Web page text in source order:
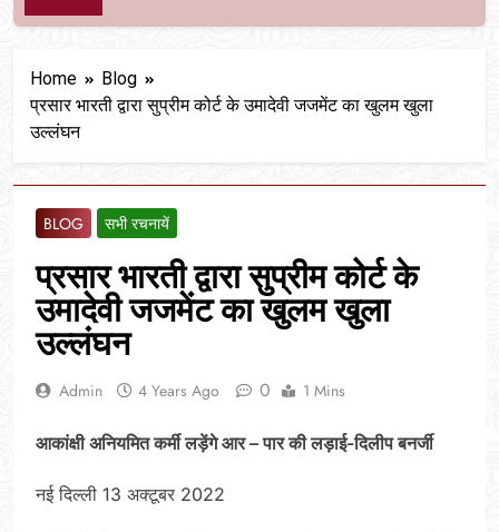
Home
Blog
प्रसार भारती द्वारा सुप्रीम कोर्ट के उमादेवी जजमेंट का खुलम खुला
उल्लंघन
BLOG सभी रचनायें
प्रसार भारती द्वारा सुप्रीम कोर्ट के
उमादेवी जजमेंट का खुलम खुला
उल्लंघन
Admin 4 Years Ago 0 1 Mins
आकांक्षी अनियमित कर्मी लड़ेंगे आर – पार की लड़ाई-दिलीप बनर्जी
नई दिल्ली 13 अक्टूबर 2022